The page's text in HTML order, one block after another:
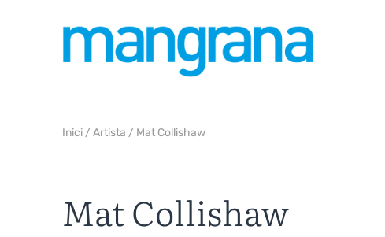
Inici /Artista / Mat Collishaw
Mat Collishaw